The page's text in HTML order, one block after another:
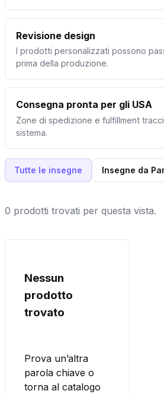
Revisione design
I prodotti personalizzati possono
prima della produzione.
Consegna pronta per gli USA
Zone di spedizione e fulfillment
sistema.
Tutte le insegne Insegne da
0 prodotti trovati per questa vista.
Nessun
prodotto
trovato
Prova un’altra
parola chiave o
torna al catalogo